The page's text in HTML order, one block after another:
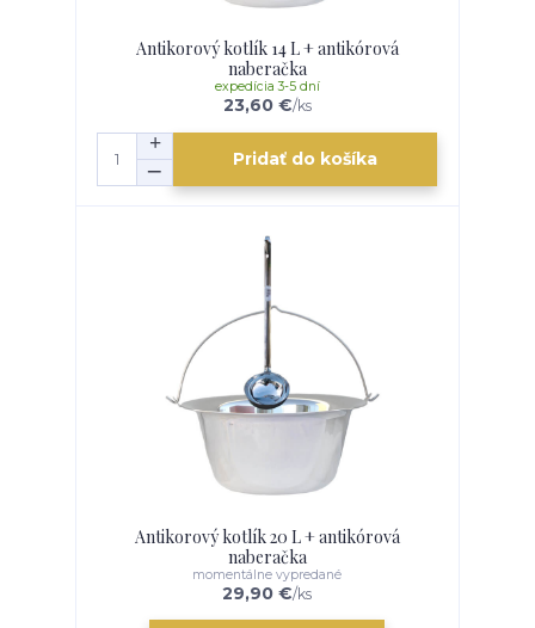
Antikorový kotlík 14 L + antikórová
naberačka
23,60 €/ks
expedícia 3-5 dní
Pridať do košíka
Antikorový kotlík 20 L + antikórová
naberačka
29,90 €/ks
momentálne vypredané